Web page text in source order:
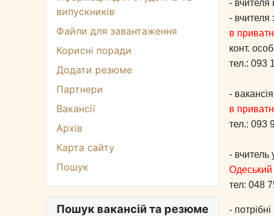
випускників
Файли для завантаження
Корисні поради
Додати резюме
Партнери
Вакансії
Архів
Карта сайту
Пошук
Пошук вакансій та резюме
- вчителя
- вчителя
в
конт.
тел.: 093
-
в
тел.: 093
- вчитель
тел: 048
-